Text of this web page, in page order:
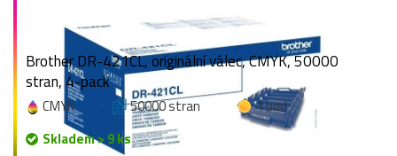
Brother DR-421CL, originální válec, CMYK, 50000
stran, 4-pack
CMYK 50000 stran
1 bod
Skladem > 9 ks